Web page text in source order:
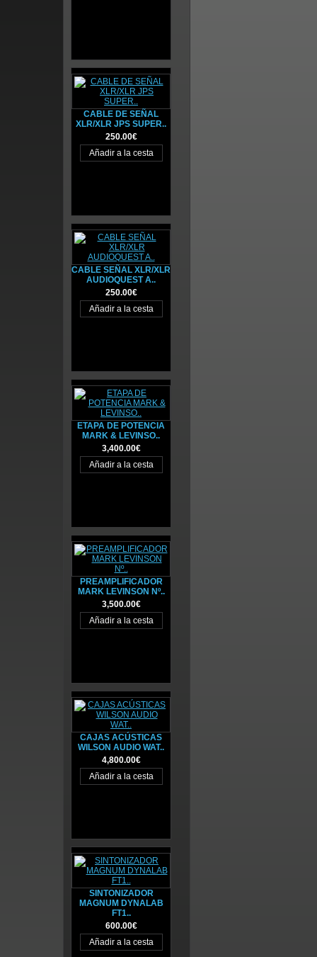
CABLE DE SEÑAL
XLR/XLR JPS SUPER..
250.00€
CABLE SEÑAL XLR/XLR
AUDIOQUEST A..
250.00€
ETAPA DE POTENCIA
MARK & LEVINSO..
3,400.00€
PREAMPLIFICADOR
MARK LEVINSON Nº..
3,500.00€
CAJAS ACÚSTICAS
WILSON AUDIO WAT..
4,800.00€
SINTONIZADOR
MAGNUM DYNALAB
FT1..
600.00€